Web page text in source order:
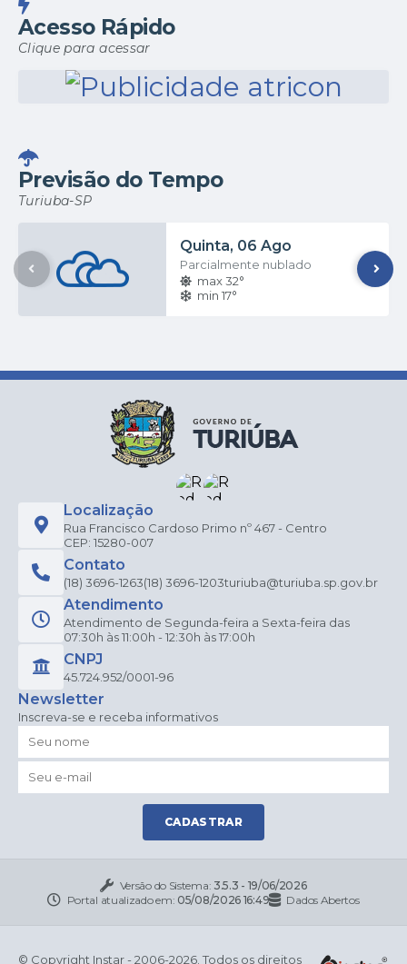
Acesso Rápido
Clique para acessar
Previsão do Tempo
Turiuba-SP
Quinta 06 Ago
Parcialmente nublado
max 32°
min 17°
Localização
Rua Francisco Cardoso Primo nº 467 - Centro
CEP: 15280-007
Contato
(18) 3696-1263(18) 3696-1203turiuba@turiuba.sp.gov.br
Atendimento
Atendimento de Segunda-feira a Sexta-feira das
07:30h às 11:00h - 12:30h às 17:00h
CNPJ
45.724.952/0001-96
Newsletter
Inscreva-se e receba informativos
CADASTRAR
Versão do Sistema: 3.5.3 - 19/06/2026
Portal atualizado em: 05/08/2026 16:49 Dados Abertos
© Copyright Instar - 2006-2026. Todos os direitos